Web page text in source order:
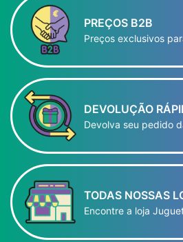
PREÇOS B2B
Preços exclusivos
DEVOLUÇÃO
Devolva seu pedido
TODAS NOSSAS
Encontre a loja